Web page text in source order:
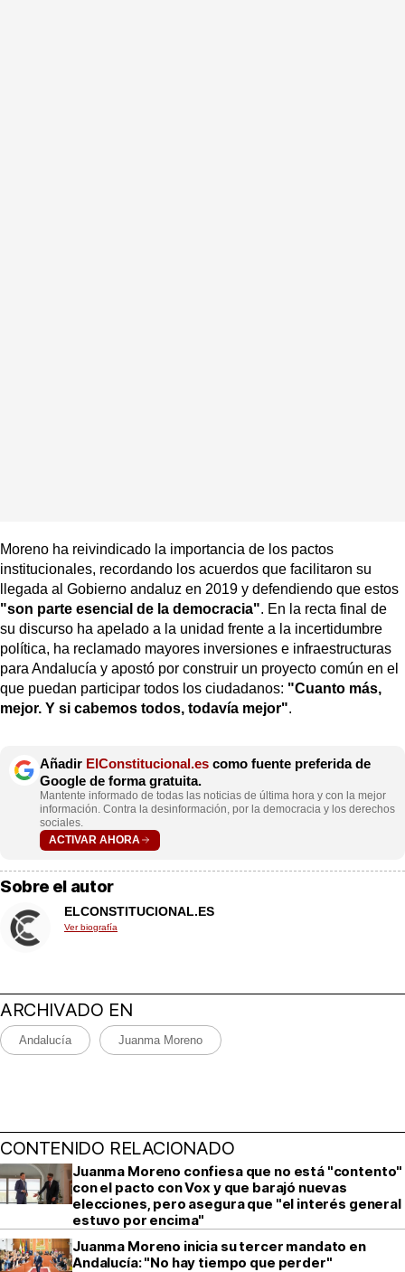
Moreno ha reivindicado la importancia de los pactos
institucionales, recordando los acuerdos que facilitaron su
llegada al Gobierno andaluz en 2019 y defendiendo que estos
"son parte esencial de la democracia". En la recta final de
su discurso ha apelado a la unidad frente a la incertidumbre
política, ha reclamado mayores inversiones e infraestructuras
para Andalucía y apostó por construir un proyecto común en el
que puedan participar todos los ciudadanos: "Cuanto más,
mejor. Y si cabemos todos, todavía mejor".
Añadir ElConstitucional.es como fuente preferida de
Google de forma gratuita.
Mantente informado de todas las noticias de última hora y con la mejor
información. Contra la desinformación, por la democracia y los derechos
sociales.
ACTIVAR AHORA
Sobre el autor
ELCONSTITUCIONAL.ES
Ver biografía
ARCHIVADO EN
Andalucía Juanma Moreno
CONTENIDO RELACIONADO
Juanma Moreno confiesa que no está "contento"
con el pacto con Vox y que barajó nuevas
elecciones, pero asegura que "el interés general
estuvo por encima"
Juanma Moreno inicia su tercer mandato en
Andalucía: "No hay tiempo que perder"